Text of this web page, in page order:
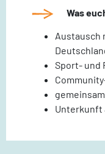
Was
Austausch
Sport- und
Unterkunft